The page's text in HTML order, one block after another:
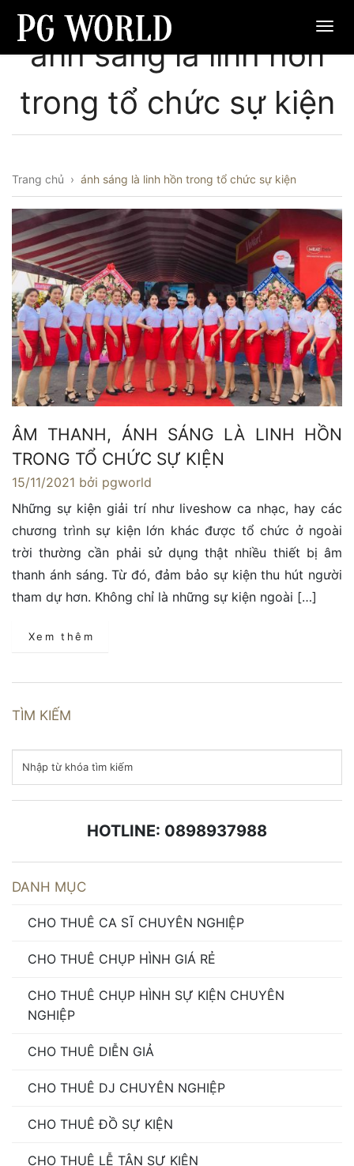
ánh sáng là linh hồn
trong tổ chức sự kiện
Trang chủ › ánh sáng là linh hồn trong tổ chức sự kiện
ÂM THANH, ÁNH SÁNG LÀ LINH HỒN
TRONG TỔ CHỨC SỰ KIỆN
15/11/2021 bởi pgworld
Những sự kiện giải trí như liveshow ca nhạc, hay các
chương trình sự kiện lớn khác được tổ chức ở ngoài
trời thường cần phải sử dụng thật nhiều thiết bị âm
thanh ánh sáng. Từ đó, đảm bảo sự kiện thu hút người
tham dự hơn. Không chỉ là những sự kiện ngoài […]
Xem thêm
TÌM KIẾM
HOTLINE: 0898937988
DANH MỤC
CHO THUÊ CA SĨ CHUYÊN NGHIỆP
CHO THUÊ CHỤP HÌNH GIÁ RẺ
CHO THUÊ CHỤP HÌNH SỰ KIỆN CHUYÊN
NGHIỆP
CHO THUÊ DIỄN GIẢ
CHO THUÊ DJ CHUYÊN NGHIỆP
CHO THUÊ ĐỒ SỰ KIỆN
CHO THUÊ LỄ TÂN SỰ KIỆN